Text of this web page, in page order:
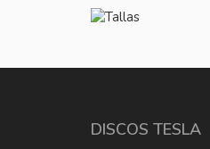
DISCOS TESLA